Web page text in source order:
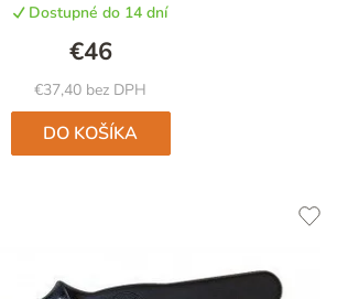
je
5,0
z
5
hviezdičiek.
Dostupné do 14 dní
€37,40 bez DPH
€46
DO KOŠÍKA